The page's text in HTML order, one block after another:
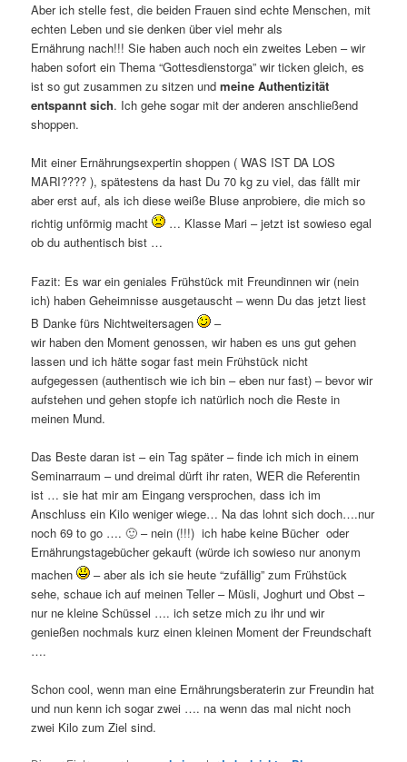
Aber ich stelle fest, die beiden Frauen sind echte Menschen, mit
echten Leben und sie denken über viel mehr als
Ernährung nach!!! Sie haben auch noch ein zweites Leben – wir
haben sofort ein Thema “Gottesdienstorga” wir ticken gleich, es
ist so gut zusammen zu sitzen undmeine Authentizität
entspannt sich. Ich gehe sogar mit der anderen anschließend
shoppen.
Mit einer Ernährungsexpertin shoppen ( WAS IST DA LOS
MARI???? ), spätestens da hast Du 70 kg zu viel, das fällt mir
aber erst auf, als ich diese weiße Bluse anprobiere, die mich so
richtig unförmig macht
… Klasse Mari – jetzt ist sowieso egal
ob du authentisch bist …
Fazit: Es war ein geniales Frühstück mit Freundinnen wir (nein
ich) haben Geheimnisse ausgetauscht – wenn Du das jetzt liest
B Danke fürs Nichtweitersagen
–
wir haben den Moment genossen, wir haben es uns gut gehen
lassen und ich hätte sogar fast mein Frühstück nicht
aufgegessen (authentisch wie ich bin – eben nur fast) – bevor wir
aufstehen und gehen stopfe ich natürlich noch die Reste in
meinen Mund.
Das Beste daran ist – ein Tag später – finde ich mich in einem
Seminarraum – und dreimal dürft ihr raten, WER die Referentin
ist … sie hat mir am Eingang versprochen, dass ich im
Anschluss ein Kilo weniger wiege… Na das lohnt sich doch….nur
noch 69 to go …. 🙂 – nein (!!!) ich habe keine Bücher oder
Ernährungstagebücher gekauft (würde ich sowieso nur anonym
machen
– aber als ich sie heute “zufällig” zum Frühstück
sehe, schaue ich auf meinen Teller – Müsli, Joghurt und Obst –
nur ne kleine Schüssel …. ich setze mich zu ihr und wir
genießen nochmals kurz einen kleinen Moment der Freundschaft
….
Schon cool, wenn man eine Ernährungsberaterin zur Freundin hat
und nun kenn ich sogar zwei …. na wenn das mal nicht noch
zwei Kilo zum Ziel sind.